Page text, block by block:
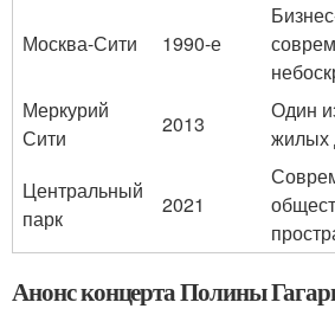
Москва-Сити 1990-е
Меркурий
Сити
2013
Один
жилых
Центральный
парк
2021
Анонс концерта Полины